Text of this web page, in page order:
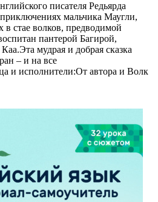
писателя Редьярда
мальчика Маугли,
стае волков, предводимой
пантерой Багирой,
мудрая и добрая сказка
– и на все
и исполнители:От автора и Волк